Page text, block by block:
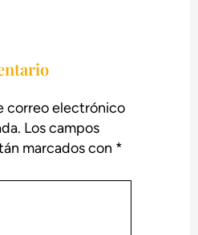
correo electrónico
Los campos
marcados con *